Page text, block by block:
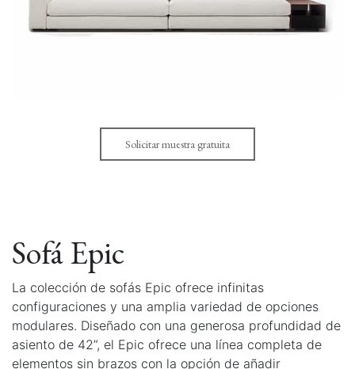
Solicitar muestra gratuita
Sofá Epic
La colección de sofás Epic ofrece infinitas
configuraciones y una amplia variedad de opciones
modulares. Diseñado con una generosa profundidad de
asiento de 42”, el Epic ofrece una línea completa de
elementos sin brazos con la opción de añadir